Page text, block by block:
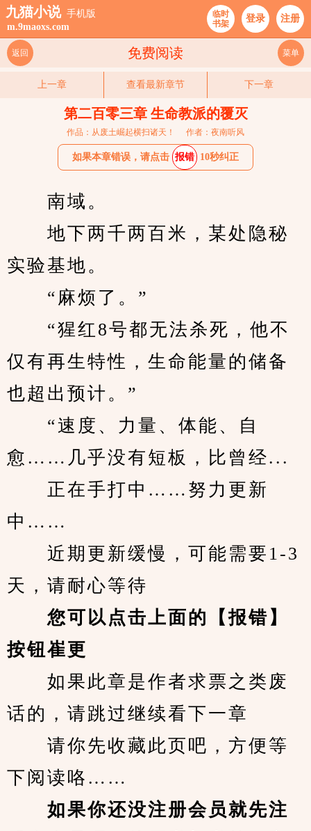
九猫小说 手机版
m.9maoxs.com
临时
书架
登录 注册
免费阅读
返回 菜单
上一章 查看最新章节 下一章
第二百零三章 生命教派的覆灭
作品：从废土崛起横扫诸天！ 作者：夜南听风
如果本章错误，请点击 报错 10秒纠正
南域。
地下两千两百米，某处隐秘
实验基地。
“麻烦了。”
“猩红8号都无法杀死，他不
仅有再生特性，生命能量的储备
也超出预计。”
“速度、力量、体能、自
愈……几乎没有短板，比曾经...
正在手打中……努力更新
中……
近期更新缓慢，可能需要1-3
天，请耐心等待
您可以点击上面的【报错】
按钮崔更
如果此章是作者求票之类废
话的，请跳过继续看下一章
请你先收藏此页吧，方便等
下阅读咯……
如果你还没注册会员就先注